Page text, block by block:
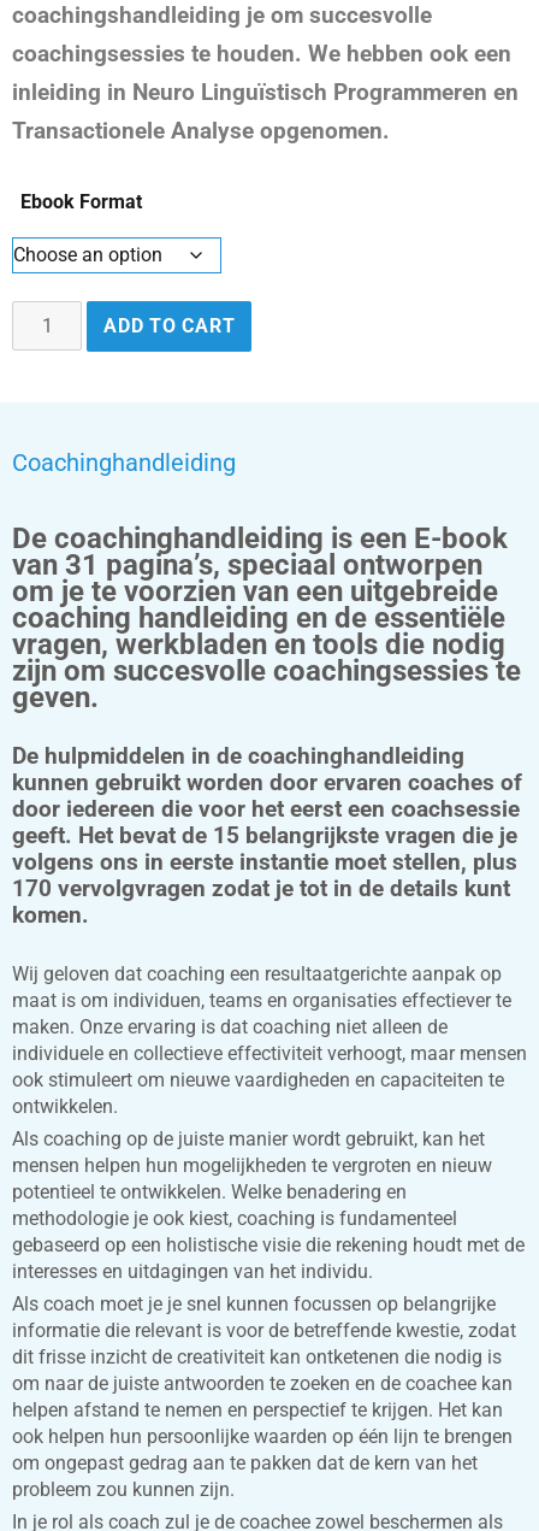
coachingshandleiding je om succesvolle
coachingsessies te houden. We hebben ook een
inleiding in Neuro Linguïstisch Programmeren en
Transactionele Analyse opgenomen.
Ebook Format
ADD TO CART
Coachinghandleiding
De coachinghandleiding is een E-book
van 31 pagina’s, speciaal ontworpen
om je te voorzien van een uitgebreide
coaching handleiding en de essentiële
vragen, werkbladen en tools die nodig
zijn om succesvolle coachingsessies te
geven.
De hulpmiddelen in de coachinghandleiding
kunnen gebruikt worden door ervaren coaches of
door iedereen die voor het eerst een coachsessie
geeft. Het bevat de 15 belangrijkste vragen die je
volgens ons in eerste instantie moet stellen, plus
170 vervolgvragen zodat je tot in de details kunt
komen.
Wij geloven dat coaching een resultaatgerichte aanpak op
maat is om individuen, teams en organisaties effectiever te
maken. Onze ervaring is dat coaching niet alleen de
individuele en collectieve effectiviteit verhoogt, maar mensen
ook stimuleert om nieuwe vaardigheden en capaciteiten te
ontwikkelen.
Als coaching op de juiste manier wordt gebruikt, kan het
mensen helpen hun mogelijkheden te vergroten en nieuw
potentieel te ontwikkelen. Welke benadering en
methodologie je ook kiest, coaching is fundamenteel
gebaseerd op een holistische visie die rekening houdt met de
interesses en uitdagingen van het individu.
Als coach moet je je snel kunnen focussen op belangrijke
informatie die relevant is voor de betreffende kwestie, zodat
dit frisse inzicht de creativiteit kan ontketenen die nodig is
om naar de juiste antwoorden te zoeken en de coachee kan
helpen afstand te nemen en perspectief te krijgen. Het kan
ook helpen hun persoonlijke waarden op één lijn te brengen
om ongepast gedrag aan te pakken dat de kern van het
probleem zou kunnen zijn.
In je rol als coach zul je de coachee zowel beschermen als